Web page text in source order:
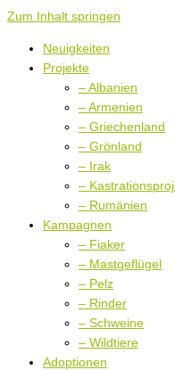
Zum Inhalt springen
Neuigkeiten
Projekte
– Albanien
– Armenien
– Griechenland
– Grönland
– Irak
–
– Rumänien
Kampagnen
– Fiaker
– Mastgeflügel
– Pelz
– Rinder
– Schweine
– Wildtiere
Adoptionen